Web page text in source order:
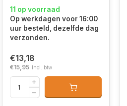
11 op voorraad
Op werkdagen voor 16:00
uur besteld, dezelfde dag
verzonden.
€13,18
€15,95 Incl. btw